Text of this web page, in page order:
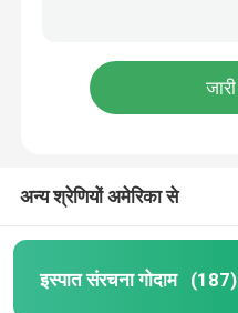
प्रीफैब्रिकेटेड स्टील बिल्डिंग
इस्पात संरचना शॉपिंग मॉल
इस्पात संरचना फार्म
अन्य श्रेणियों अमेरिका से
इस्पात संरचना गोदाम (187)